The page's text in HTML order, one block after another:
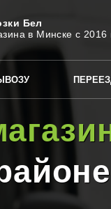
Бел
в Минске с 2016